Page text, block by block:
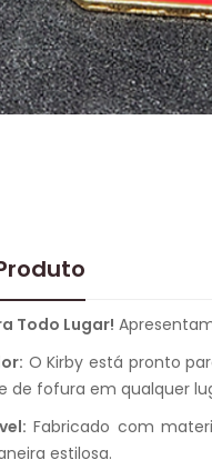
Todo Lugar!
O Kirby está pronto
de fofura em qualquer
Fabricado com
estilosa.